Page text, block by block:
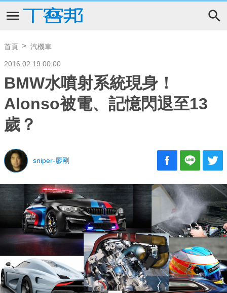
首頁 汽機車
2016.02.19 00:00
BMW水噴射系統現身！
Alonso被電、記憶閃退至13
歲？
sniper-廖剛